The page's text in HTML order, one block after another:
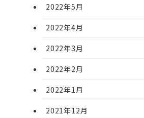
2022年5月
2022年4月
2022年3月
2022年2月
2022年1月
2021年12月